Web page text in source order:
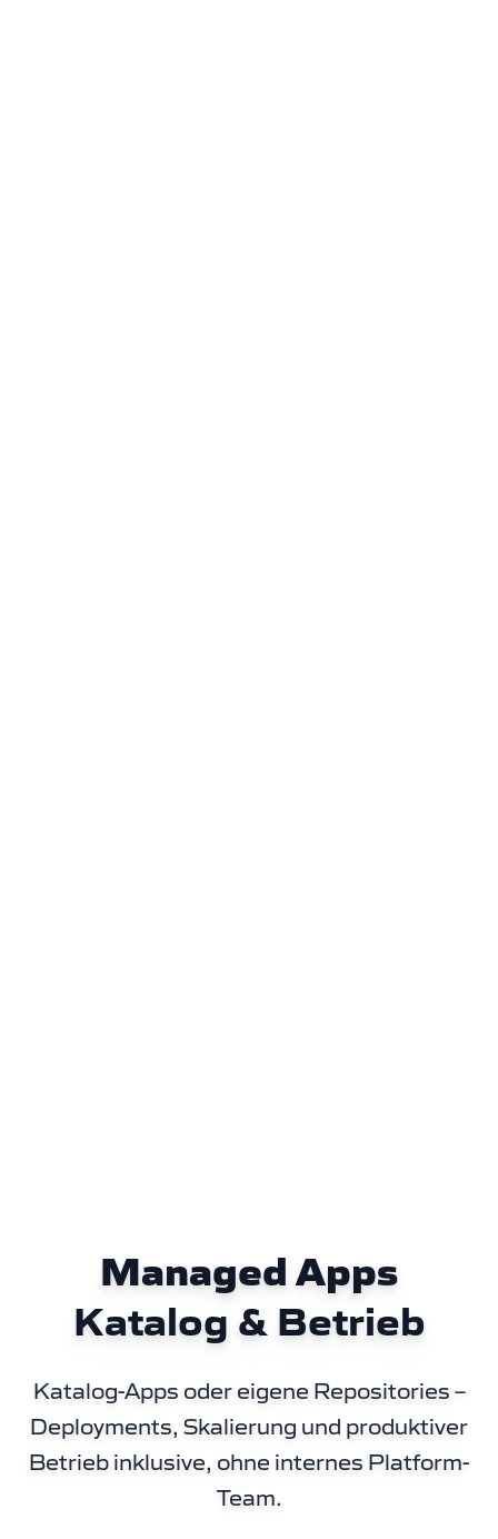
Managed Apps
Katalog & Betrieb
Katalog-Apps oder eigene Repositories –
Deployments, Skalierung und produktiver
Betrieb inklusive, ohne internes Platform-
Team.